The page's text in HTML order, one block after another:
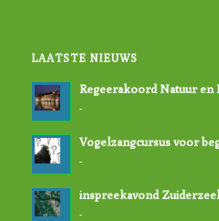
LAATSTE NIEUWS
Regeerakoord Natuur en
-
Vogelzangcursus voor
-
inspreekavond
-